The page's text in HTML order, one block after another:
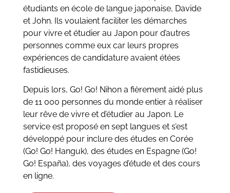
étudiants en école de langue japonaise, Davide
et John. Ils voulaient faciliter les démarches
pour vivre et étudier au Japon pour d’autres
personnes comme eux car leurs propres
expériences de candidature avaient étées
fastidieuses.
Depuis lors, Go! Go! Nihon a fièrement aidé plus
de 11 000 personnes du monde entier à réaliser
leur rêve de vivre et d’étudier au Japon. Le
service est proposé en sept langues et s’est
développé pour inclure des études en Corée
(Go! Go! Hanguk), des études en Espagne (Go!
Go! España), des voyages d’étude et des cours
en ligne.